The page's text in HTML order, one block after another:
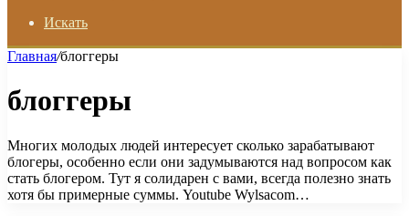
Искать
Главная/блоггеры
блоггеры
Многих молодых людей интересует сколько зарабатывают
блогеры, особенно если они задумываются над вопросом как
стать блогером. Тут я солидарен с вами, всегда полезно знать
хотя бы примерные суммы. Youtube Wylsacom…